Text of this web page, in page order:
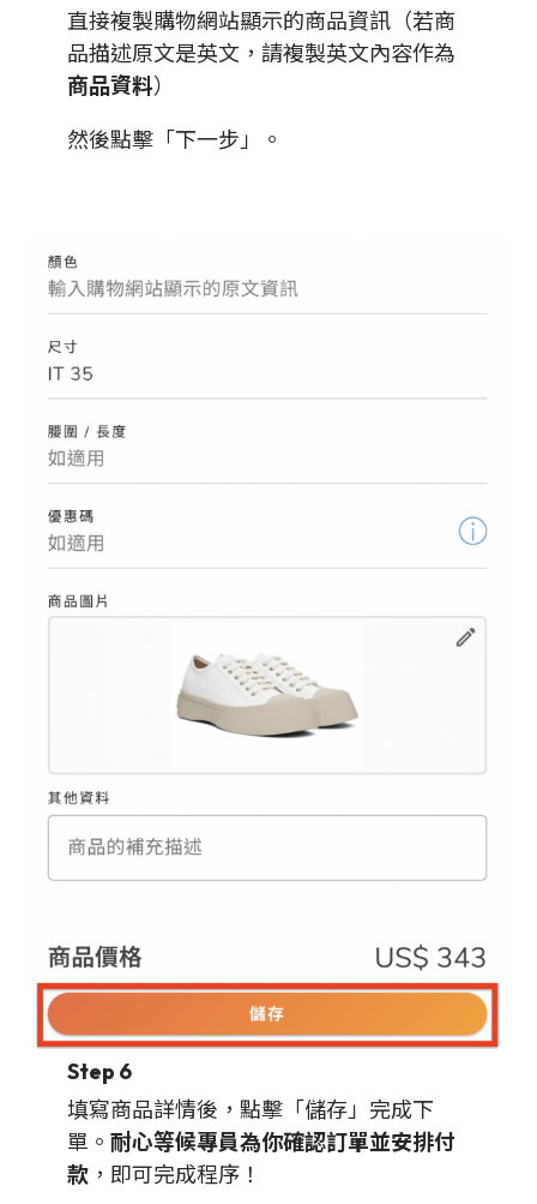
直接複製購物網站顯示的商品資訊（若商
品描述原文是英文，請複製英文內容作為
商品資料）
然後點擊「下一步」。
Step 6
填寫商品詳情後，點擊「儲存」完成下
單。 耐心等候專員為你確認訂單並安排付
款 ，即可完成程序！